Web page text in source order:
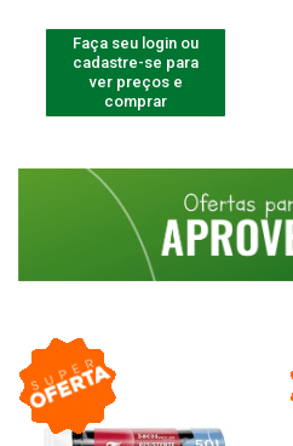
Faça seu login ou
cadastre-se para
ver preços e
comprar